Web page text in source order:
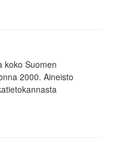
koko Suomen
2000. Aineisto